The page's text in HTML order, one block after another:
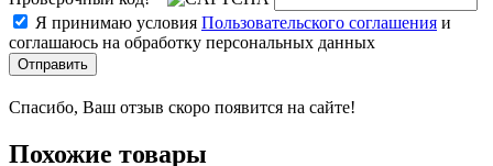
Я принимаю условия Пользовательского соглашения и
соглашаюсь на обработку персональных данных
Отправить
Спасибо, Ваш отзыв скоро появится на сайте!
Похожие товары